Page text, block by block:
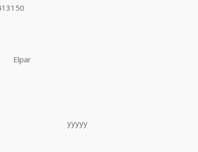
Elpar
yyyyy